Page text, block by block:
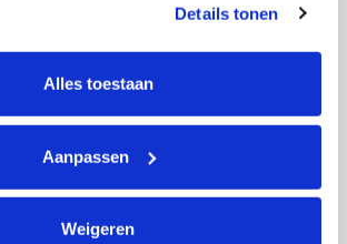
toestemming op elk moment wijzigen of
instellingen onderaan de pagina. De
te vinden in het tabblad “details”.
Details tonen
Alles toestaan
Aanpassen
Weigeren